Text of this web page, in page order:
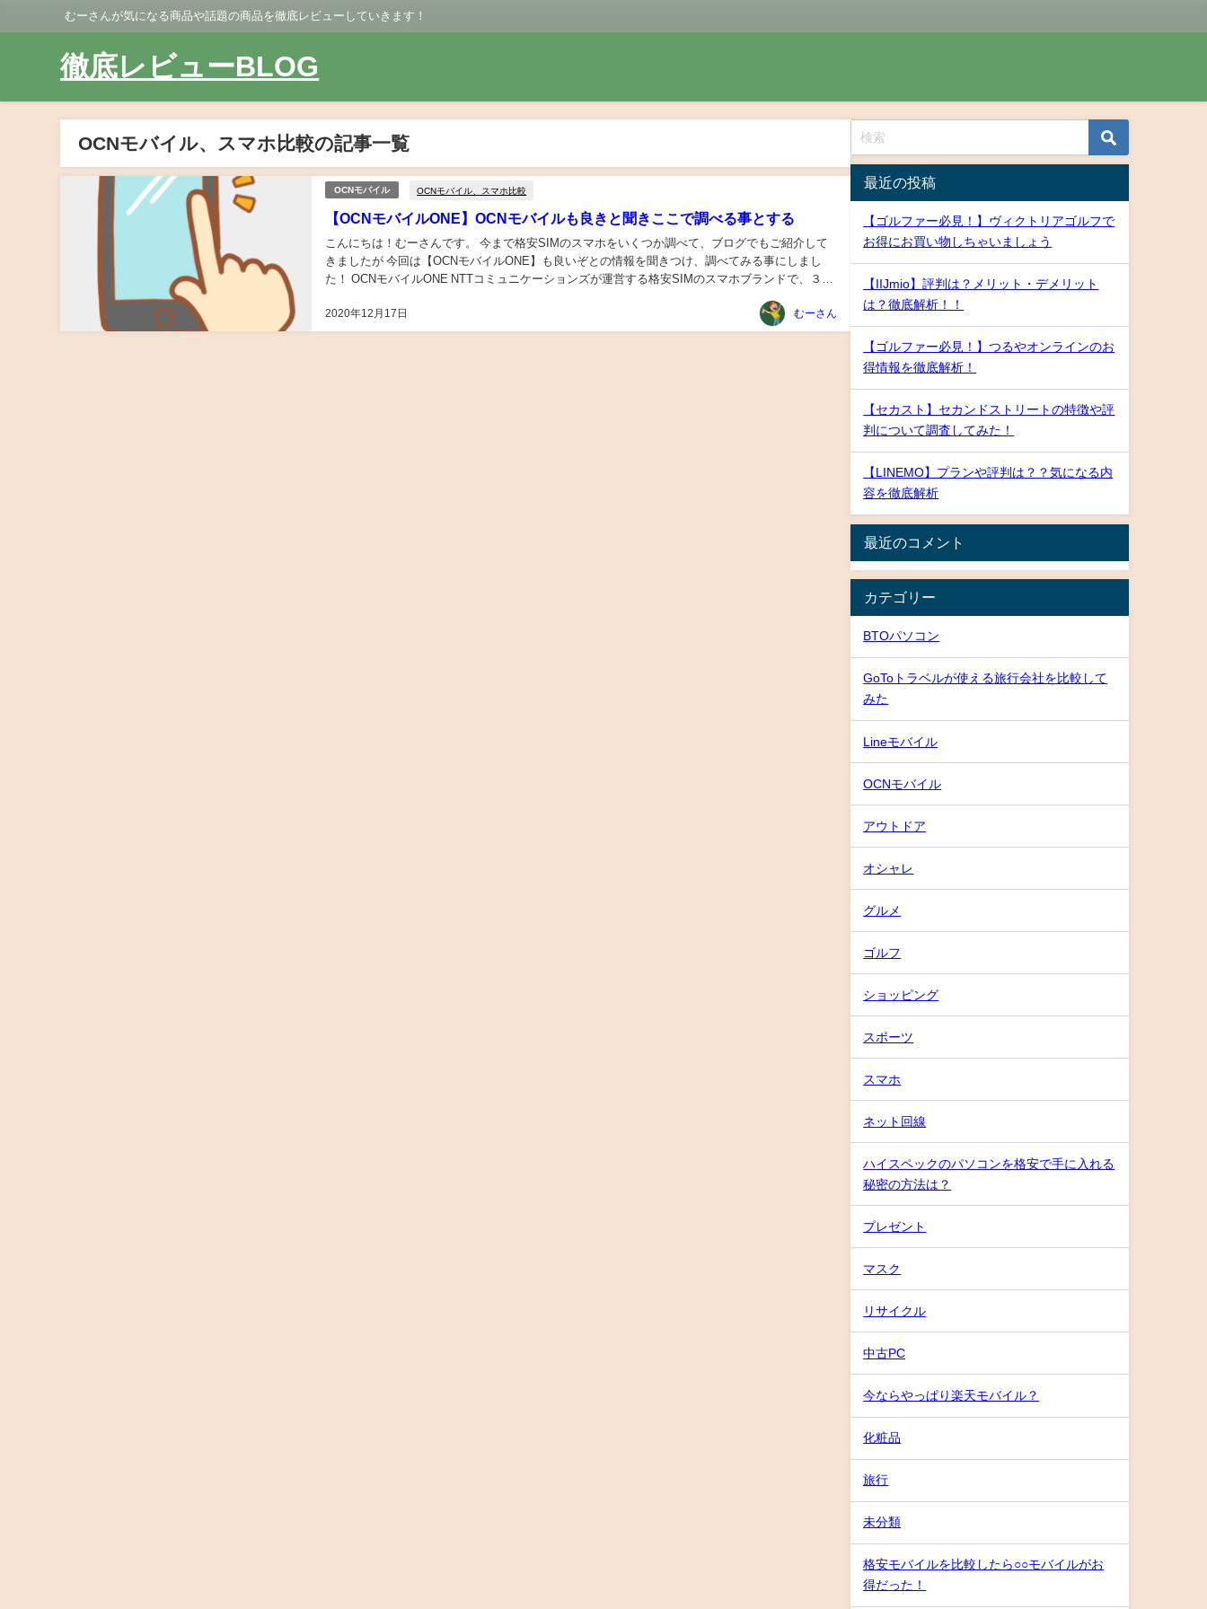
むーさんが気になる商品や話題の商品を徹底レビューしていきます！
徹底レビューBLOG
OCNモバイル、スマホ比較の記事一覧
OCNモバイル OCNモバイル、スマホ比較
【OCNモバイルONE】OCNモバイルも良きと聞きここで調べる事とする
2020年12月17日
こんにちは！むーさんです。 今まで格安SIMのスマホをいくつか調べて、ブログでもご紹介して
きましたが 今回は【OCNモバイルONE】も良いぞとの情報を聞きつけ、調べてみる事にしまし
た！ OCNモバイルONE NTTコミュニケーションズが運営する格安SIMのスマホブランドで、３大
むーさん
最近の投稿
【ゴルファー必見！】ヴィクトリアゴルフで
お得にお買い物しちゃいましょう
【IIJmio】評判は？メリット・デメリット
は？徹底解析！！
【ゴルファー必見！】つるやオンラインのお
得情報を徹底解析！
【セカスト】セカンドストリートの特徴や評
判について調査してみた！
【LINEMO】プランや評判は？？気になる内
容を徹底解析
最近のコメント
カテゴリー
BTOパソコン
GoToトラベルが使える旅行会社を比較して
みた
Lineモバイル
OCNモバイル
アウトドア
オシャレ
グルメ
ゴルフ
ショッピング
スポーツ
スマホ
ネット回線
ハイスペックのパソコンを格安で手に入れる
秘密の方法は？
プレゼント
マスク
リサイクル
中古PC
今ならやっぱり楽天モバイル？
化粧品
旅行
未分類
格安モバイルを比較したら○○モバイルがお
得だった！